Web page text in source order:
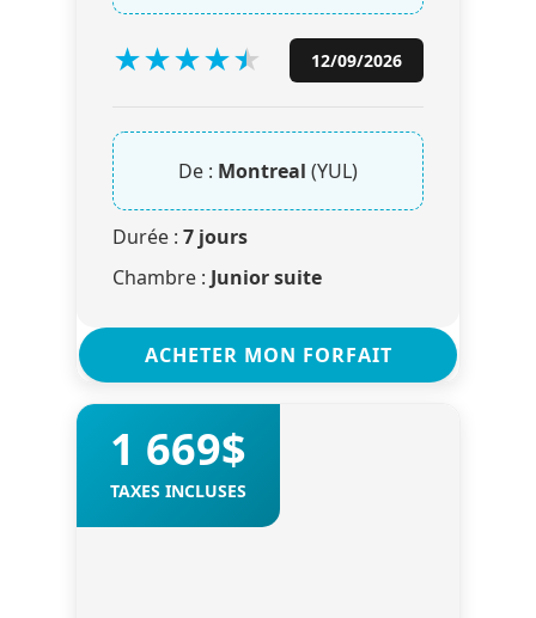
★★★★★
★ 12/09/2026
De : Montreal (YUL)
Durée : 7 jours
Chambre : Junior suite
ACHETER MON FORFAIT
1 669$
TAXES INCLUSES